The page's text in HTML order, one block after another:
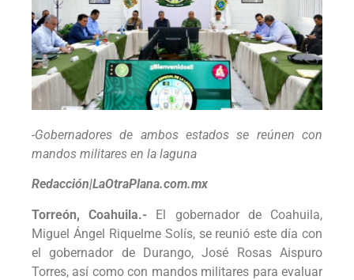
-Gobernadores de ambos estados se reúnen con
mandos militares en la laguna
Redacción|LaOtraPlana.com.mx
Torreón, Coahuila.- El gobernador de Coahuila,
Miguel Ángel Riquelme Solís, se reunió este día con
el gobernador de Durango, José Rosas Aispuro
Torres, así como con mandos militares para evaluar